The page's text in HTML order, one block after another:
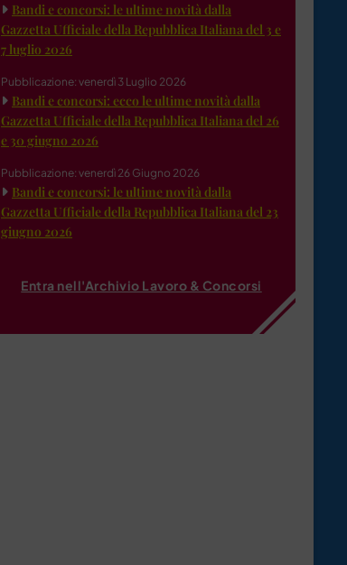
Bandi e concorsi: le ultime novità dalla
Gazzetta Ufficiale della Repubblica Italiana del 3 e
7 luglio 2026
Pubblicazione: venerdì 3 Luglio 2026
Bandi e concorsi: ecco le ultime novità dalla
Gazzetta Ufficiale della Repubblica Italiana del 26
e 30 giugno 2026
Pubblicazione: venerdì 26 Giugno 2026
Bandi e concorsi: le ultime novità dalla
Gazzetta Ufficiale della Repubblica Italiana del 23
giugno 2026
Entra nell'Archivio Lavoro & Concorsi